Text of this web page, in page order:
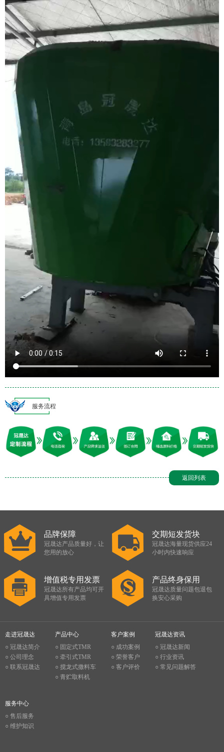
服务流程
返回列表
品牌保障
冠晟达产品质量好，让
您用的放心
交期短发货块
冠晟达海量现货供应24
小时内快速响应
增值税专用发票
冠晟达所有产品均可开
具增值专用发票
产品终身保用
冠晟达质量问题包退包
换安心采购
走进冠晟达
○ 冠晟达简介
○ 公司理念
○ 联系冠晟达
产品中心
○ 固定式TMR
○ 牵引式TMR
○ 搅龙式撒料车
○ 青贮取料机
客户案例
○ 成功案例
○ 荣誉客户
○ 客户评价
冠晟达资讯
○ 冠晟达新闻
○ 行业资讯
○ 常见问题解答
服务中心
○ 售后服务
○ 维护知识